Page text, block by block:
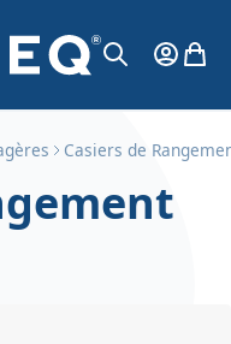
MonMon
Casiers de